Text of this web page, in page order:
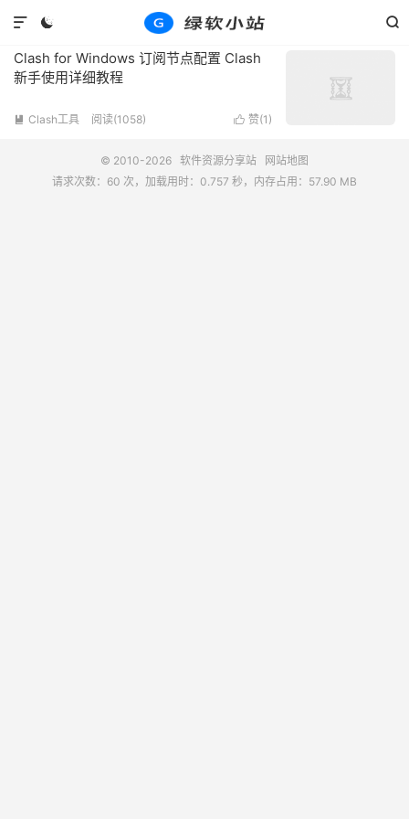


 共 1 篇文章
标签：Clash for Windows订阅配置
Clash for Windows 订阅节点配置 Clash
新手使用详细教程
 赞(1 )
 Clash工具 阅读(1058)
© 2010-2026 软件资源分享站
网站地图
请求次数：60 次，加载用时：0.757 秒，内存占用：57.90 MB